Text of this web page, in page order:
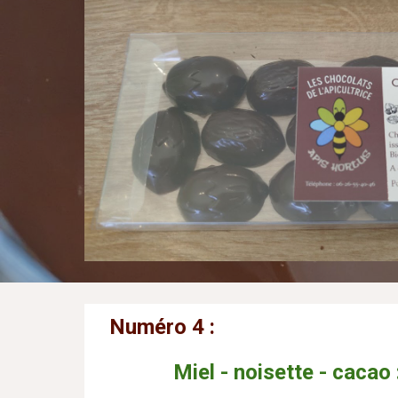
Numéro 4:
Miel - noisette -